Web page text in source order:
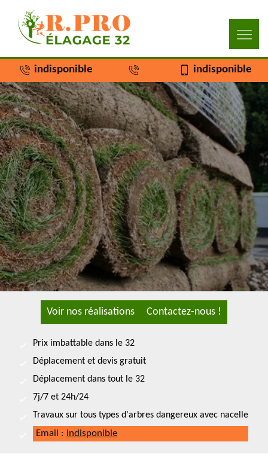
indisponible indisponible
Voir nos réalisations Contactez-nous !
Prix imbattable dans le 32
Déplacement et devis gratuit
Déplacement dans tout le 32
7j/7 et 24h/24
Travaux sur tous types d'arbres dangereux avec nacelle
Email : indisponible